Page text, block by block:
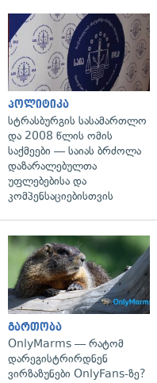
პოლიტიკა
სტრასბურგის სასამართლო
და 2008 წლის ომის
საქმეები — საიას ბრძოლა
დაზარალებულთა
უფლებებისა და
კომპენსაციებისთვის
გართობა
OnlyMarms — რატომ
დარეგისტრირდნენ
ვირზაზუნები OnlyFans-ზე?